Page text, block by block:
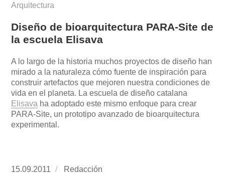
Arquitectura
Diseño de bioarquitectura PARA-Site de
la escuela Elisava
A lo largo de la historia muchos proyectos de diseño han
mirado a la naturaleza cómo fuente de inspiración para
construir artefactos que mejoren nuestra condiciones de
vida en el planeta. La escuela de diseño catalana
Elisava ha adoptado este mismo enfoque para crear
PARA-Site, un prototipo avanzado de bioarquitectura
experimental.
Publicado
15.09.2011 https://www.experimenta.es/author/redaccion/
Redacción